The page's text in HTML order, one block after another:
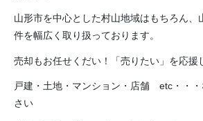
山形市を中心とした村山地域はもちろん、
件を幅広く取り扱っております。
売却もお任せくだい！「売りたい」を応援
戸建・土地・マンション・店舗 etc・・
さい